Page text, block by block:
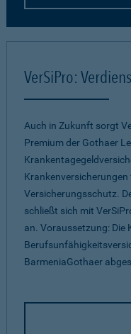
VerSiPro:
Auch in Zukunft sorgt
Premium der Gothaer
Versicherungsschutz.
schließt sich mit
an. Voraussetzung: Die
BarmeniaGothaer